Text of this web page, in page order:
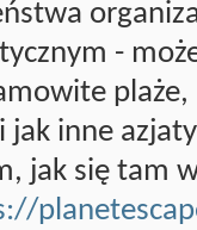
-
jak inne
jak się tam